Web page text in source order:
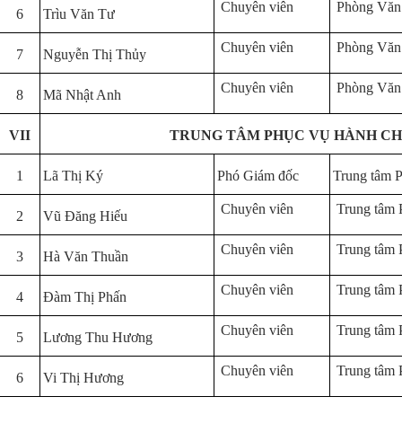
6 Trìu Văn Tư Chuyên viên Phòng
7 Nguyễn Thị Thủy Chuyên viên Phòng
8 Mã Nhật Anh Chuyên viên Phòng
VII TRUNG TÂM PHỤC VỤ HÀNH
1 Lã Thị Ký Phó Giám đốc Trung tâm
2 Vũ Đăng Hiếu Chuyên viên Trung tâm
3 Hà Văn Thuần Chuyên viên Trung tâm
4 Đàm Thị Phấn Chuyên viên Trung tâm
5 Lương Thu Hương Chuyên viên Trung tâm
6 Vi Thị Hương Chuyên viên Trung tâm